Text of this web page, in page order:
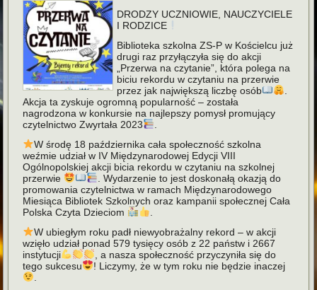
DRODZY UCZNIOWIE, NAUCZYCIELE
I RODZICE
Biblioteka szkolna ZS-P w Kościelcu już
drugi raz przyłączyła się do akcji
„Przerwa na czytanie”, która polega na
biciu rekordu w czytaniu na przerwie
przez jak największą liczbę osób
Akcja ta zyskuje ogromną popularność – została
nagrodzona w konkursie na najlepszy pomysł promujący
czytelnictwo Zwyrtała 2023
W środę 18 października cała społeczność szkolna
weźmie udział w IV Międzynarodowej Edycji VIII
Ogólnopolskiej akcji bicia rekordu w czytaniu na szkolnej
przerwie
. Wydarzenie to jest doskonałą okazją do
promowania czytelnictwa w ramach Międzynarodowego
Miesiąca Bibliotek Szkolnych oraz kampanii społecznej Cała
Polska Czyta Dzieciom
W ubiegłym roku padł niewyobrażalny rekord – w akcji
wzięło udział ponad 579 tysięcy osób z 22 państw i 2667
instytucji
, a nasza społeczność przyczyniła się do
tego sukcesu
! Liczymy, że w tym roku nie będzie inaczej